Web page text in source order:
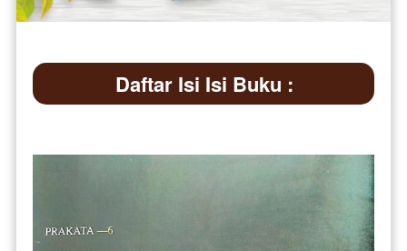
Daftar Isi Isi Buku :